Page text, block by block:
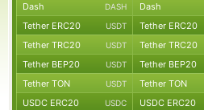
Dash DASH Dash
Tether ERC20 USDT Tether ERC20
Tether TRC20 USDT Tether TRC20
Tether BEP20 USDT Tether BEP20
Tether TON USDT Tether TON
USDC ERC20 USDC USDC ERC20